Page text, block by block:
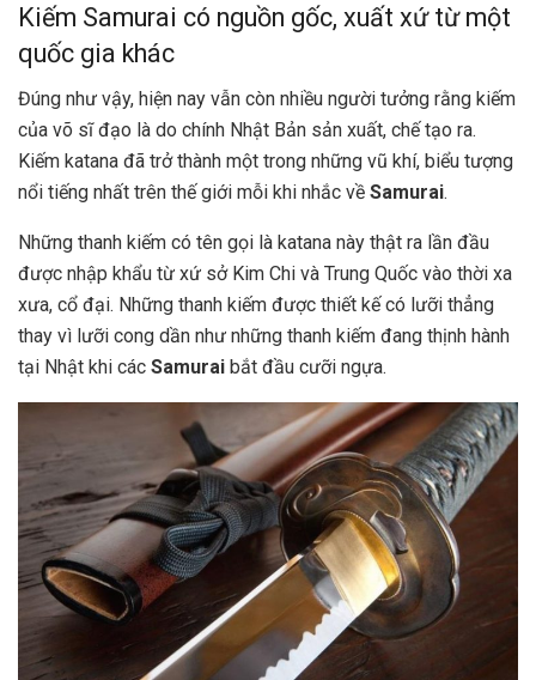
Kiếm Samurai có nguồn gốc, xuất xứ từ một
quốc gia khác
Đúng như vậy, hiện nay vẫn còn nhiều người tưởng rằng kiếm
của võ sĩ đạo là do chính Nhật Bản sản xuất, chế tạo ra.
Kiếm katana đã trở thành một trong những vũ khí, biểu tượng
nổi tiếng nhất trên thế giới mỗi khi nhắc về Samurai.
Những thanh kiếm có tên gọi là katana này thật ra lần đầu
được nhập khẩu từ xứ sở Kim Chi và Trung Quốc vào thời xa
xưa, cổ đại. Những thanh kiếm được thiết kế có lưỡi thẳng
thay vì lưỡi cong dần như những thanh kiếm đang thịnh hành
tại Nhật khi các Samurai bắt đầu cưỡi ngựa.